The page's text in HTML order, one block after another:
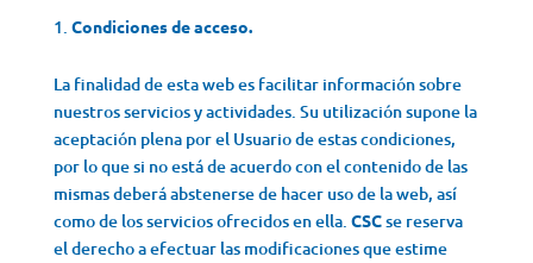
Condiciones de acceso.
La finalidad de esta web es facilitar información sobre
nuestros servicios y actividades. Su utilización supone la
aceptación plena por el Usuario de estas condiciones,
por lo que si no está de acuerdo con el contenido de las
mismas deberá abstenerse de hacer uso de la web, así
como de los servicios ofrecidos en ella. CSCse reserva
el derecho a efectuar las modificaciones que estime